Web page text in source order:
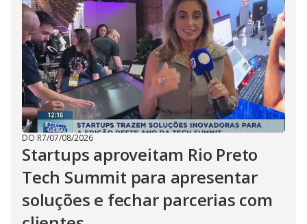
DO R7/07/08/2026
Startups aproveitam Rio Preto
Tech Summit para apresentar
soluções e fechar parcerias com